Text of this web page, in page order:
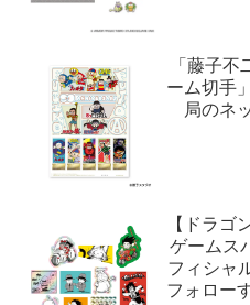
「藤子
ーム切手
局のネ
【ドラゴ
ゲームス
フィシャ
フォロー